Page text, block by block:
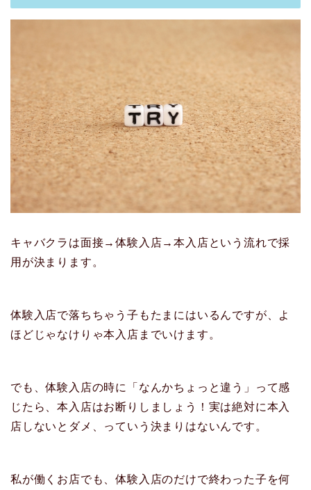
キャバクラは面接→体験入店→本入店という流れで採
用が決まります。
体験入店で落ちちゃう子もたまにはいるんですが、よ
ほどじゃなけりゃ本入店までいけます。
でも、体験入店の時に「なんかちょっと違う」って感
じたら、本入店はお断りしましょう！実は絶対に本入
店しないとダメ、っていう決まりはないんです。
私が働くお店でも、体験入店のだけで終わった子を何